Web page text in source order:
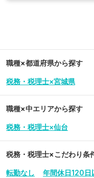
職種×都道府県から探す
税務・税理士×宮城県
職種×中エリアから探す
税務・税理士×仙台
税務・税理士×こだわり条
転勤なし 年間休日120日